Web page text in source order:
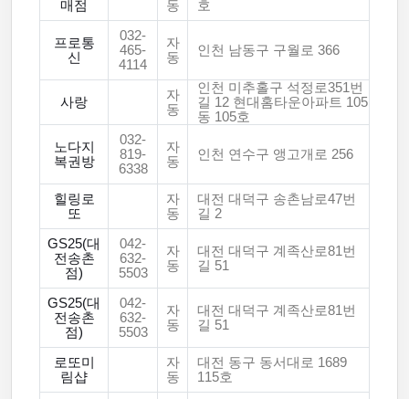
매점 동 호
프로통
신
032-
465-
4114
자
동
인천 남동구 구월로 366
사랑
자
동
인천 미추홀구 석정로351번
길 12 현대홈타운아파트 105
동 105호
노다지
복권방
032-
819-
6338
자
동
인천 연수구 앵고개로 256
힐링로
또
자
동
대전 대덕구 송촌남로47번
길 2
GS25(대
전송촌
점)
042-
632-
5503
자
동
대전 대덕구 계족산로81번
길 51
GS25(대
전송촌
점)
042-
632-
5503
자
동
대전 대덕구 계족산로81번
길 51
로또미
림샵
자
동
대전 동구 동서대로 1689
115호